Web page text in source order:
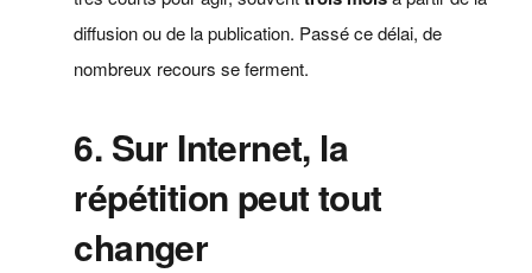
diffusion ou de la publication. Passé ce délai, de
nombreux recours se ferment.
6. Sur Internet, la
répétition peut tout
changer